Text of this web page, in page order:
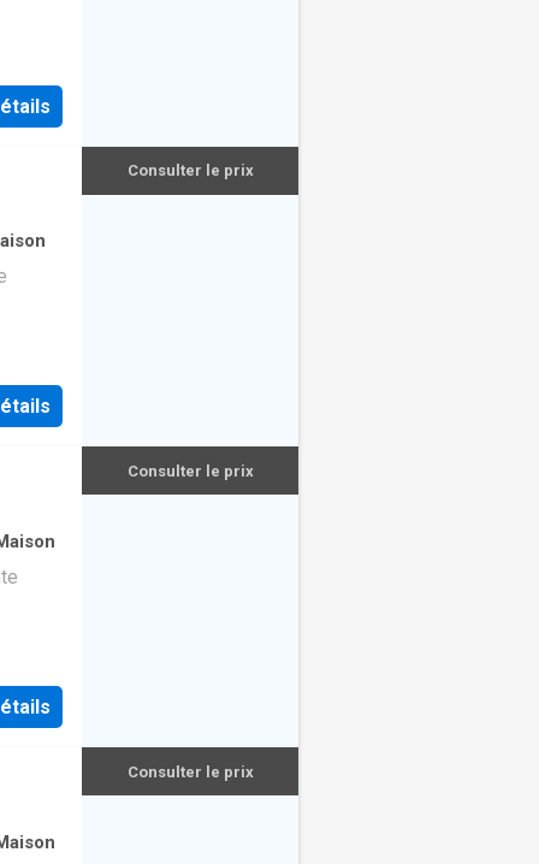
Consulter le prix
Consulter le prix
Consulter le prix